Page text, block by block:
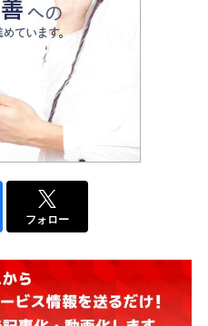
フォロー